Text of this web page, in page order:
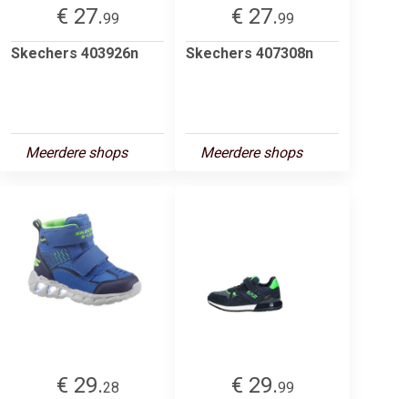
€ 27.99
Skechers 403926n
Meerdere shops
€ 27.99
Skechers 407308n
Meerdere shops
€ 29.28
€ 29.99